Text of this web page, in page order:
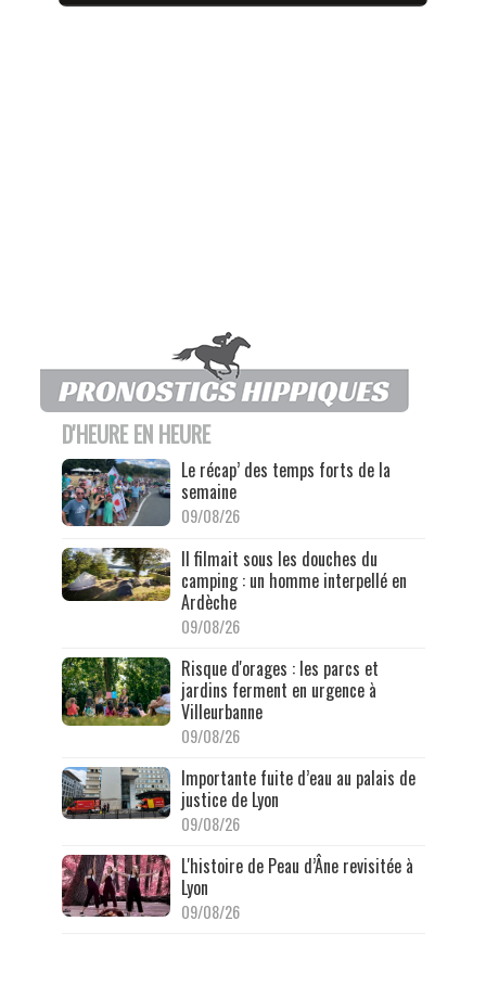
D'HEURE EN HEURE
Le récap’ des temps forts de la
semaine
09/08/26
Il filmait sous les douches du
camping : un homme interpellé en
Ardèche
09/08/26
Risque d'orages : les parcs et
jardins ferment en urgence à
Villeurbanne
09/08/26
Importante fuite d’eau au palais de
justice de Lyon
09/08/26
L'histoire de Peau d’Âne revisitée à
Lyon
09/08/26